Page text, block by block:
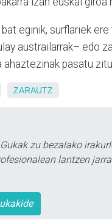
bat eginik, surflariek
austrailarrak– edo
ahaztezinak pasatu
ZARAUTZ
zu bezalako
lantzen